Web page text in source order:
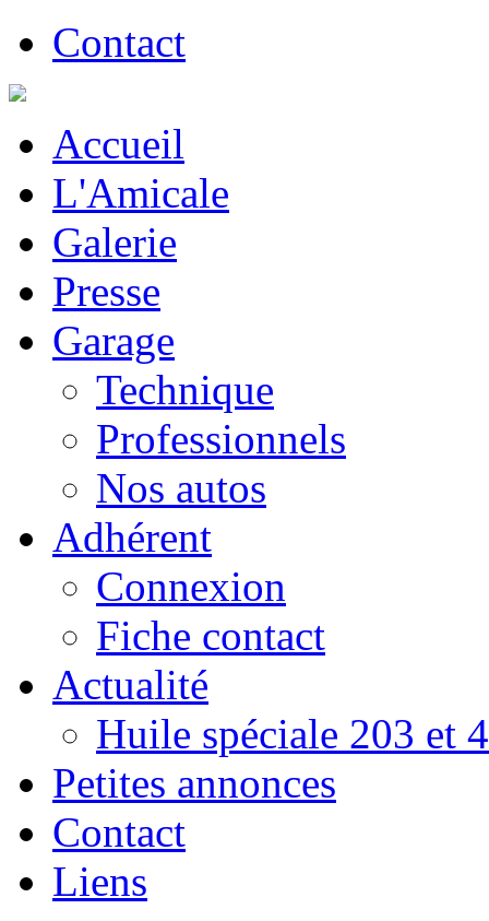
Contact
Accueil
L'Amicale
Galerie
Presse
Garage
Technique
Professionnels
Nos autos
Adhérent
Connexion
Fiche contact
Actualité
Huile spéciale 203 et
Petites annonces
Contact
Liens